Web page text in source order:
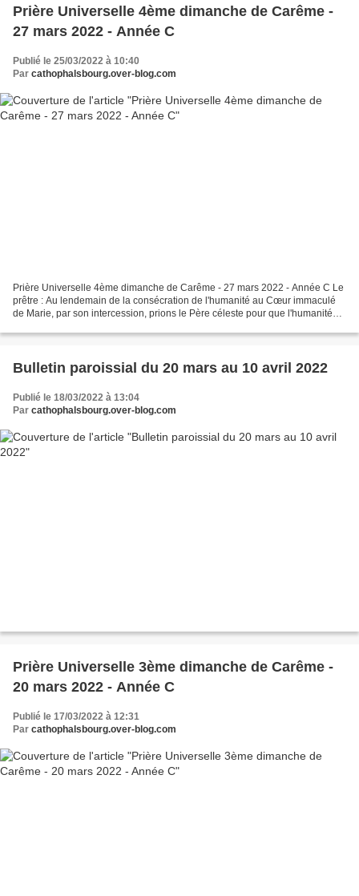
Prière Universelle 4ème dimanche de Carême -
27 mars 2022 - Année C
Publié le 25/03/2022 à 10:40
Par cathophalsbourg.over-blog.com
Prière Universelle 4ème dimanche de Carême - 27 mars 2022 - Année C Le
prêtre : Au lendemain de la consécration de l'humanité au Cœur immaculé
de Marie, par son intercession, prions le Père céleste pour que l'humanité
Bulletin paroissial du 20 mars au 10 avril 2022
Publié le 18/03/2022 à 13:04
Par cathophalsbourg.over-blog.com
Prière Universelle 3ème dimanche de Carême -
20 mars 2022 - Année C
Publié le 17/03/2022 à 12:31
Par cathophalsbourg.over-blog.com